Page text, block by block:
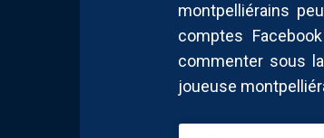
montpelliérains
comptes
commenter sous
joueuse